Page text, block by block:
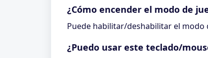
¿Cómo encender el modo de
Puede habilitar/deshabilitar el modo
¿Puedo usar este teclado/